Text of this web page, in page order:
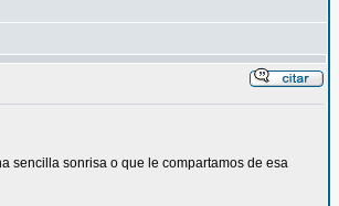
sencilla sonrisa o que le compartamos de esa